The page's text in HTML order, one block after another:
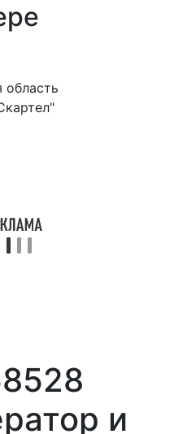
область
и